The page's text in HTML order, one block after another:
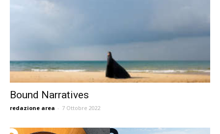
Bound Narratives
redazione area - 7 Ottobre 2022